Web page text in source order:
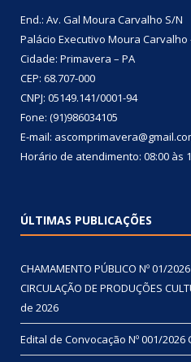
End.: Av. Gal Moura Carvalho S/N
Palácio Executivo Moura Carvalho
Cidade: Primavera – PA
CEP: 68.707-000
CNPJ: 05149.141/0001-94
Fone: (91)986034105
E-mail:
Horário de atendimento: 08:00 às
ÚLTIMAS PUBLICAÇÕES
CHAMAMENTO PÚBLICO Nº 01/
CIRCULAÇÃO DE PRODUÇÕES
de 2026
Edital de Convocação Nº 001/2026